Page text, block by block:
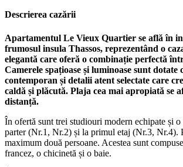
Descrierea cazării
Apartamentul Le Vieux Quartier se află în
frumosul insula Thassos, reprezentând o
elegantă care oferă o combinație perfectă
Camerele spațioase și luminoase sunt dotate
contemporan și detalii atent selectate care
caldă și plăcută. Plaja cea mai apropiată se
distanță.
În ofertă sunt trei studiouri modern echipate și o
parter (Nr.1, Nr.2) și la primul etaj (Nr.3, Nr.4).
maximum două persoane. Acestea sunt
francez, o chicinetă și o baie.